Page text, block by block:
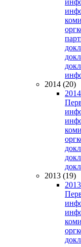
2014 (20)
2013 (19)